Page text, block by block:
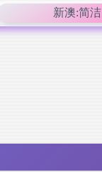
新澳:简洁